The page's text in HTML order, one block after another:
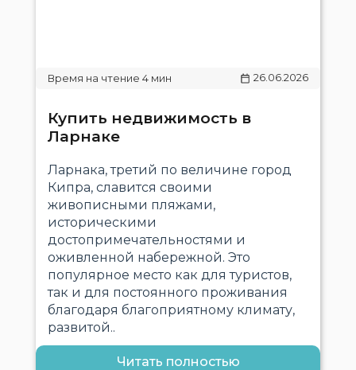
26.06.2026
Купить недвижимость в
Ларнаке
Ларнака, третий по величине город
Кипра, славится своими
живописными пляжами,
историческими
достопримечательностями и
оживленной набережной. Это
популярное место как для туристов,
так и для постоянного проживания
благодаря благоприятному климату,
развитой..
Читать полностью